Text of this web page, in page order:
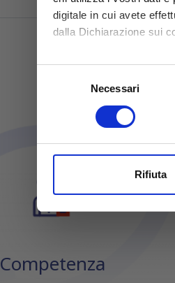
digitale in cui avete
dalla Dichiarazione sui
Con il tuo consenso,
raccogliere
Approfondisci come
Utilizziamo i cookie per
Necessari
Rifiuta
Competenza